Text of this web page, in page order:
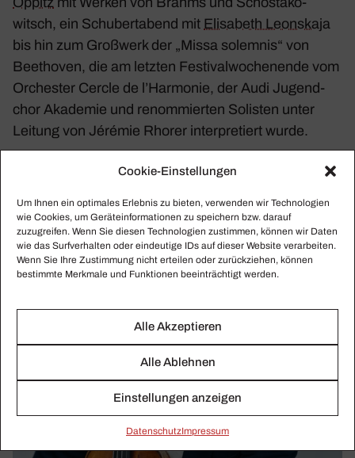
Cookie-Einstellungen
Um Ihnen ein optimales Erlebnis zu bieten, verwenden wir Technologien
wie Cookies, um Geräteinformationen zu speichern bzw. darauf
zuzugreifen. Wenn Sie diesen Technologien zustimmen, können wir Daten
wie das Surfverhalten oder eindeutige IDs auf dieser Website verarbeiten.
Wenn Sie Ihre Zustimmung nicht erteilen oder zurückziehen, können
bestimmte Merkmale und Funktionen beeinträchtigt werden.
Alle Akzeptieren
Alle Ablehnen
Einstellungen anzeigen
Daten­schutzImpressum
witsch, ein Schu­bert­abend mit Elisa­beth Leons­kaja
bis hin zum Groß­werk der „Missa solemnis“ von
Beet­hoven, die am letzten Festi­val­wo­chen­ende vom
Orchester Cercle de l’Har­monie, der Audi Jugend­
chor Akademie und renom­mierten Solisten unter
Leitung von Jérémie Rhorer inter­pre­tiert wurde.